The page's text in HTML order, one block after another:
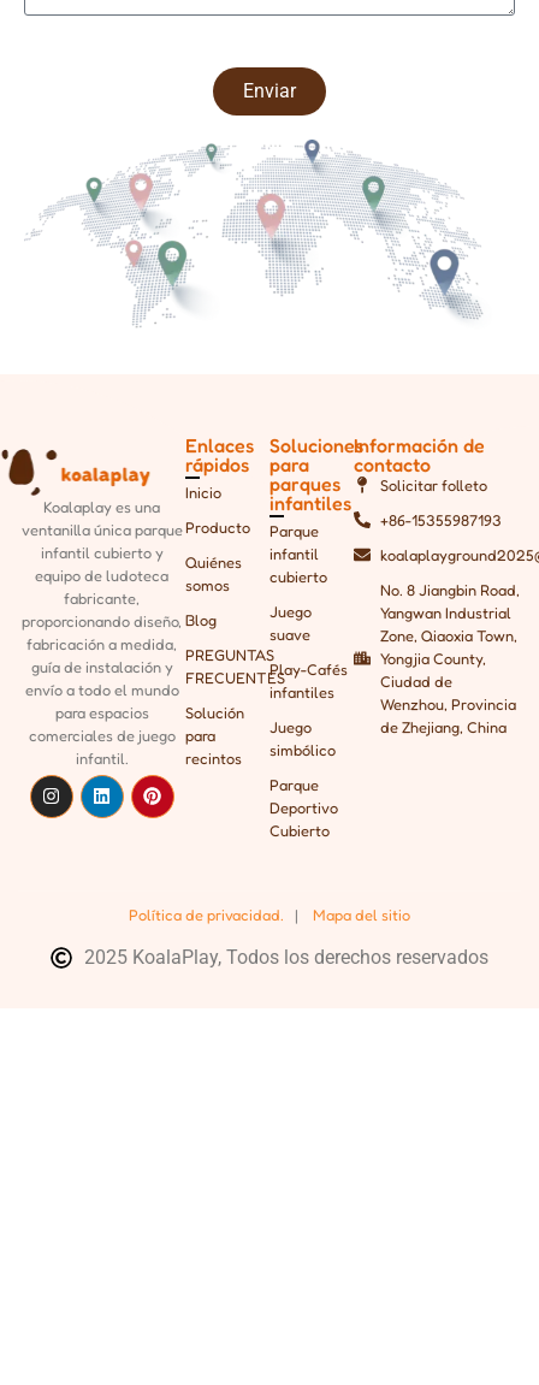
Enviar
Koalaplay es una
ventanilla única parque
infantil cubierto y
equipo de ludoteca
fabricante,
proporcionandodiseño,
fabricación a medida,
guía de instalación y
envío a todo el mundo
para espacios
comerciales de juego
infantil.
Enlaces
rápidos
Inicio
Producto
Quiénes
somos
Blog
PREGUNTAS
FRECUENTES
Solución
para
recintos
Soluciones
para
parques
infantiles
Parque
infantil
cubierto
Juego
suave
Play-Cafés
infantiles
Juego
simbólico
Parque
Deportivo
Cubierto
Información de
contacto
Solicitar folleto
+86-15355987193
No. 8 Jiangbin Road,
Yangwan Industrial
Zone, Qiaoxia Town,
Yongjia County,
Ciudad de
Wenzhou, Provincia
de Zhejiang, China
Política de privacidad. | Mapa del sitio
2025 KoalaPlay, Todos los derechos reservados